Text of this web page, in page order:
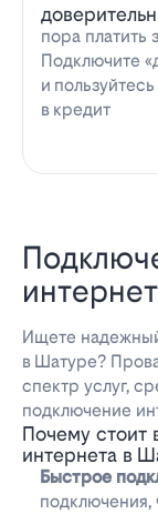
пора платить
Подключите
и
в кредит
Ищете
в Шатуре?
спектр услуг,
подключение
Почему стоит
интернета в
Быстрое
подключения,